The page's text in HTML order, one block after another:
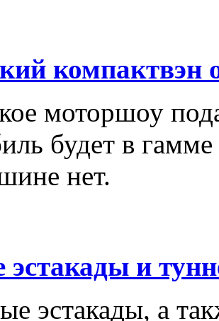
компактвэн
моторшоу
будет в
нет.
эстакады и
эстакады, а